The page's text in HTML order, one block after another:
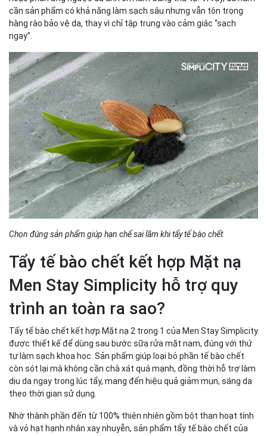
cần sản phẩm có khả năng làm sạch sâu nhưng vẫn tôn trọng
hàng rào bảo vệ da, thay vì chỉ tập trung vào cảm giác “sạch
ngay”.
Chọn đúng sản phẩm giúp hạn chế sai lầm khi tẩy tế bào chết
Tẩy tế bào chết kết hợp Mặt nạ
Men Stay Simplicity hỗ trợ quy
trình an toàn ra sao?
Tẩy tế bào chết kết hợp Mặt nạ 2 trong 1 của Men Stay Simplicity
được thiết kế để dùng sau bước sữa rửa mặt nam, đúng với thứ
tự làm sạch khoa học. Sản phẩm giúp loại bỏ phần tế bào chết
còn sót lại mà không cần chà xát quá mạnh, đồng thời hỗ trợ làm
dịu da ngay trong lúc tẩy, mang đến hiệu quả giảm mụn, sáng da
theo thời gian sử dụng.
Nhờ thành phần đến từ 100% thiên nhiên gồm bột than hoạt tính
và vỏ hạt hạnh nhân xay nhuyễn, sản phẩm tẩy tế bào chết của